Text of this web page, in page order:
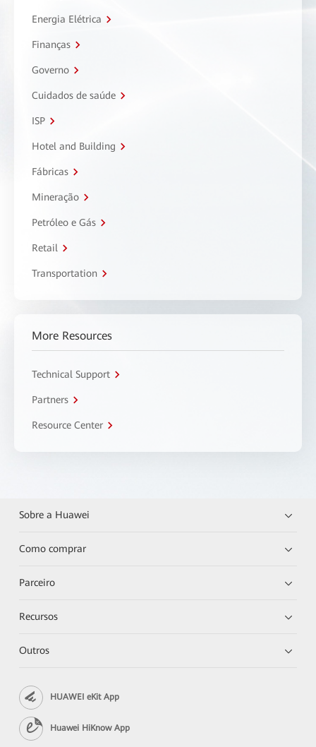
Energia Elétrica
Finanças
Governo
Cuidados de saúde
ISP
Hotel and Building
Fábricas
Mineração
Petróleo e Gás
Retail
Transportation
More Resources
Technical Support
Partners
Resource Center
Sobre a Huawei
Como comprar
Parceiro
Recursos
Outros
HUAWEI eKit App
Huawei HiKnow App